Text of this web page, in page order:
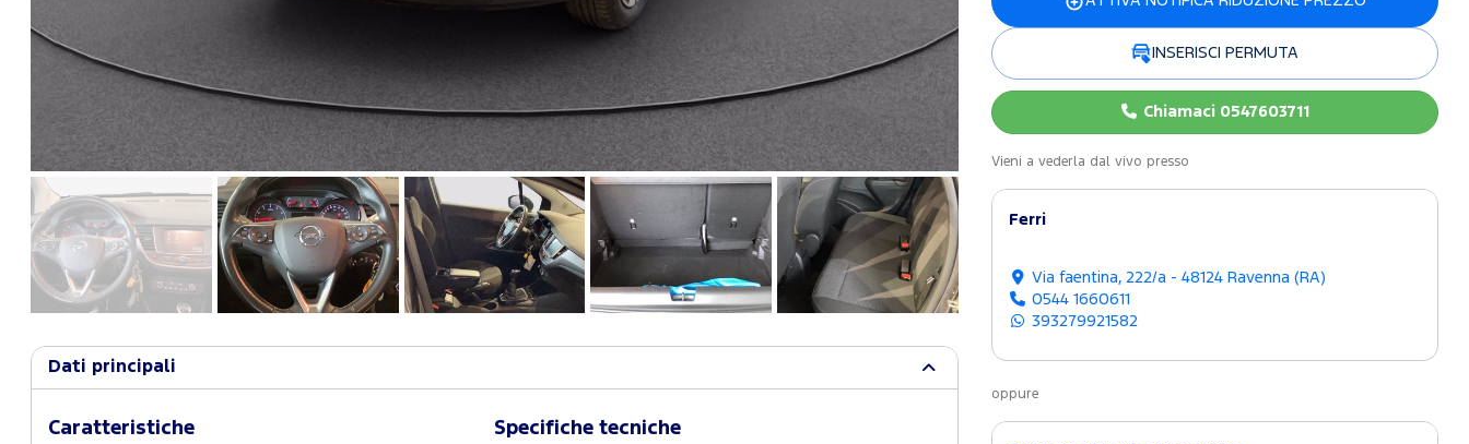
Dati principali
Caratteristiche Specifiche tecniche
INSERISCI PERMUTA
Chiamaci 0547603711
Vieni a vederla dal vivo presso
Ferri
Via faentina, 222/a - 48124 Ravenna (RA)
0544 1660611
393279921582
oppure